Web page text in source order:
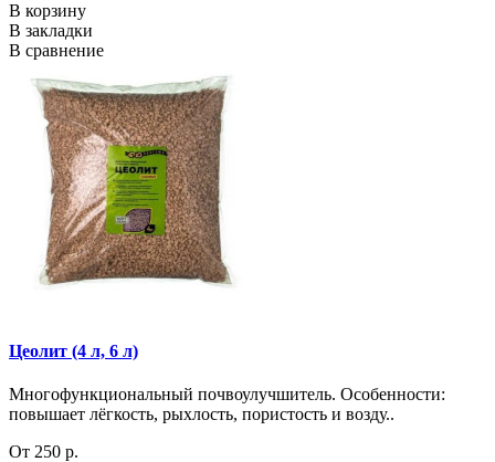
В корзину
В закладки
В сравнение
Цеолит (4 л, 6 л)
Многофункциональный почвоулучшитель. Особенности:
повышает лёгкость, рыхлость, пористость и возду..
От 250 р.